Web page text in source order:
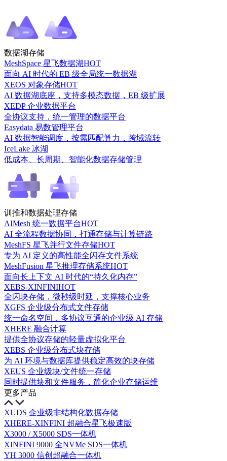
数据湖存储
MeshSpace 星飞数据湖HOT
面向 AI 时代的 EB 级全局统一数据湖
XEOS 对象存储HOT
AI 数据湖底座，支持多模态数据，EB 级扩展
XEDP 企业数据平台
全协议支持，统一管理的数据平台
Easydata 易数管理平台
AI 数据智能调度，按需匹配算力，跨域流转
IceLake 冰湖
低成本、长周期、智能化数据存储管理
训推和数据处理存储
AIMesh 统一数据平台HOT
AI 全流程数据协同，打通存储与计算链路
MeshFS 星飞并行文件存储HOT
专为 AI 定义的高性能全闪存文件系统
MeshFusion 星飞推理存储系统HOT
面向长上下文 AI 时代的“持久化内存”
XEBS-XINFINIHOT
全闪块存储，微秒级时延，支撑核心业务
XGFS 企业级分布式文件存储
统一命名空间，多协议互通的企业级 AI 存储
XHERE 融合计算
提供全协议存储的轻量虚拟化平台
XEBS 企业级分布式块存储
为 AI 环境与数据库提供稳定高效的块存储
XEUS 企业级块/文件统一存储
同时提供块和文件服务，简化企业存储运维
更多产品
XUDS 企业级非结构化数据存储
XHERE-XINFINI 超融合星飞极速版
X3000 / X5000 SDS一体机
XINFINI 9000 全NVMe SDS一体机
YH 3000 信创超融合一体机